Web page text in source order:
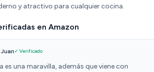
y atractivo para cualquier cocina.
en Amazon
Juan✓ Verificado
es una maravilla, además que viene con